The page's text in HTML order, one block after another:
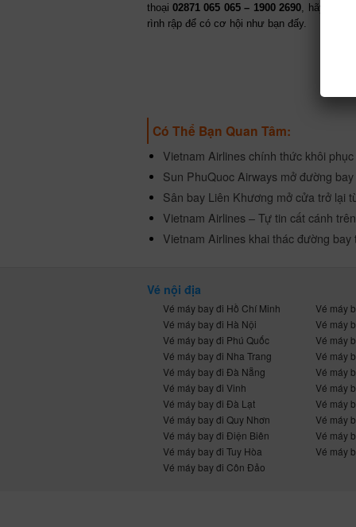
thoại 02871 065 065 – 1900 2690, hãy
rình rập để có cơ hội như bạn đấy.
Có Thể Bạn Quan Tâm:
Vietnam Airlines chính thức khôi
Sun PhuQuoc Airways mở đường
Sân bay Liên Khương mở cửa trở lại
Vietnam Airlines – Tự tin cất cánh
Vietnam Airlines khai thác đường
Vé nội địa
Vé máy bay đi Hồ Chí Minh
Vé máy bay đi Hà Nội
Vé máy bay đi Phú Quốc
Vé máy bay đi Nha Trang
Vé máy bay đi Đà Nẵng
Vé máy bay đi Vinh
Vé máy bay đi Đà Lạt
Vé máy bay đi Quy Nhơn
Vé máy bay đi Điện Biên
Vé máy bay đi Tuy Hòa
Vé máy bay đi Côn Đảo
Vé máy
Vé máy
Vé máy
Vé máy
Vé máy
Vé máy
Vé máy
Vé máy
Vé máy
Vé máy